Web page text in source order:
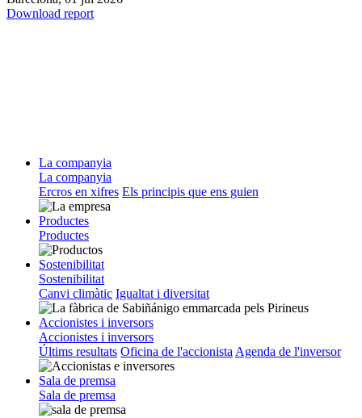
Download report
La companyia
La companyia
Ercros en xifres Els principis que ens guien
Productes
Productes
Sostenibilitat
Sostenibilitat
Canvi climàtic Igualtat i diversitat
Accionistes i inversors
Accionistes i inversors
Últims resultats Oficina de l'accionista Agenda de l'inversor
Sala de premsa
Sala de premsa